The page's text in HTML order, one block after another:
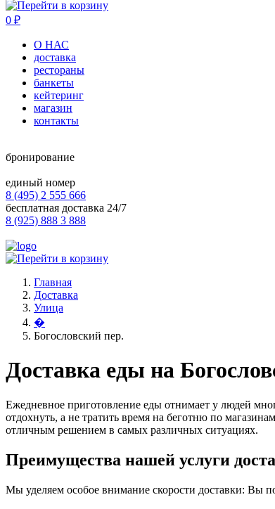
0 ₽
О НАС
доставка
рестораны
банкеты
кейтеринг
магазин
контакты
бронирование
единый номер
8 (495) 2 555 666
бесплатная доставка 24/7
8 (925) 888 3 888
Главная
Доставка
Улица
�
Богословский пер.
Доставка еды на
Ежедневное приготовление еды отнимает у людей
отдохнуть, а не тратить время на беготню по
отличным решением в самых различных ситуациях.
Преимущества нашей услуги
Мы уделяем особое внимание скорости доставки: Вы